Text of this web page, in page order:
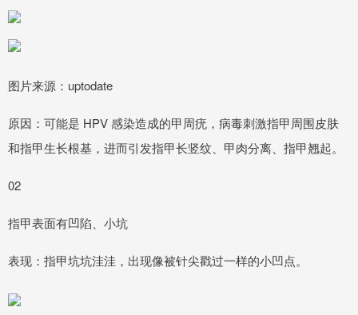
图片来源：uptodate
原因：可能是 HPV 感染造成的甲周疣，病毒刺激指甲周围皮肤
和指甲生长根基，进而引发指甲长竖纹、甲肉分离、指甲翘起。
02
指甲表面有凹陷、小坑
表现：指甲坑坑洼洼，出现像被针尖戳过一样的小凹点。